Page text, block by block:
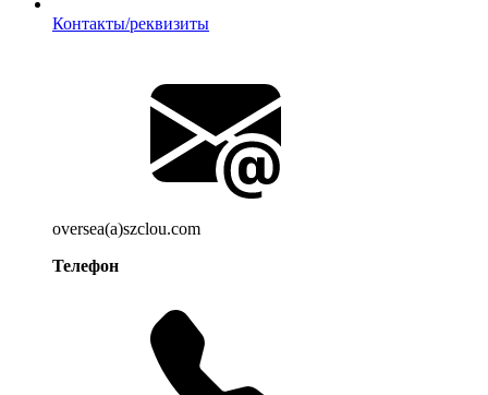
Контакты/реквизиты
oversea(a)szclou.com
Телефон